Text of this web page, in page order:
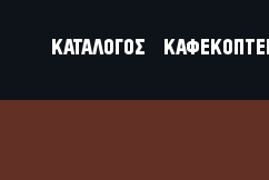
ΚΑΤΑΛΟΓΟΣ